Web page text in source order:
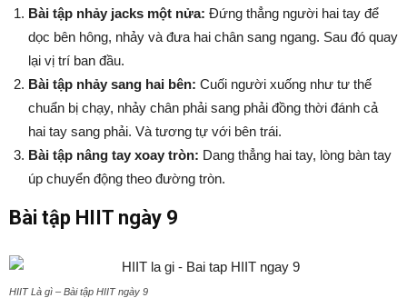
Bài tập nhảy jacks một nửa: Đứng thẳng người hai tay để
dọc bên hông, nhảy và đưa hai chân sang ngang. Sau đó quay
lại vị trí ban đầu.
Bài tập nhảy sang hai bên: Cuối người xuống như tư thế
chuẩn bị chạy, nhảy chân phải sang phải đồng thời đánh cả
hai tay sang phải. Và tương tự với bên trái.
Bài tập nâng tay xoay tròn: Dang thẳng hai tay, lòng bàn tay
úp chuyển động theo đường tròn.
Bài tập HIIT ngày 9
HIIT Là gì – Bài tập HIIT ngày 9